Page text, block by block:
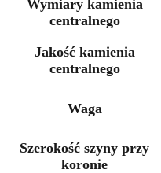
Wymiary kamienia
centralnego
Jakość kamienia
centralnego
Waga
Szerokość szyny przy
koronie